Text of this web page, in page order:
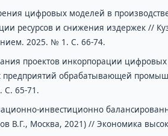
цифровых моделей в
ресурсов и снижения издержек //
2025. № 1. С. 66-74.
проектов инкорпорации цифровых
предприятий обрабатывающей
С. 65-71.
инвестиционно
В.Г., Москва, 2021) // Экономика